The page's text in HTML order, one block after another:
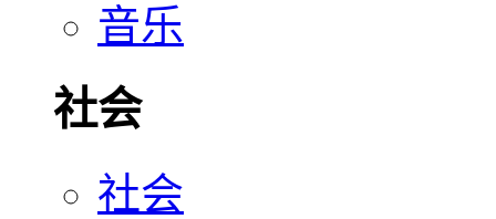
音乐
社会
社会